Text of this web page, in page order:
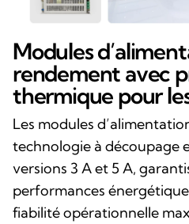
Modules
rendement avec
thermique pour
Les modules
technologie à découpage
versions 3 A et 5 A,
performances
fiabilité opérationnelle